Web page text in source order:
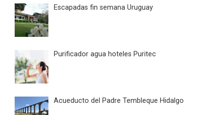
Escapadas fin semana Uruguay
Purificador agua hoteles Puritec
Acueducto del Padre Tembleque Hidalgo